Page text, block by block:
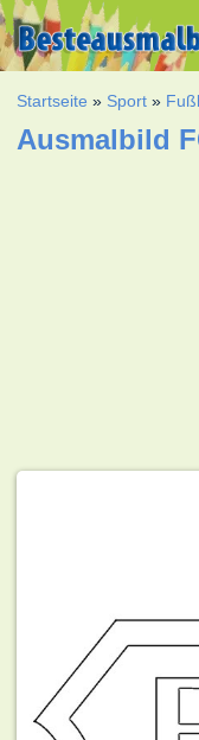
Startseite » Sport »
Ausmalbild